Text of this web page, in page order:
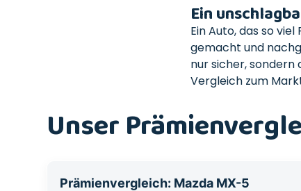
Ein
Ein Auto, das so
gemacht und
nur sicher, sondern
Vergleich zum
Unser
Prämienvergleich: Mazda MX-5